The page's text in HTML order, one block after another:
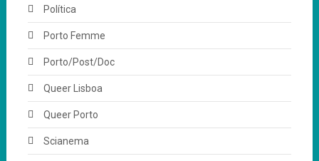
Política
Porto Femme
Porto/Post/Doc
Queer Lisboa
Queer Porto
Scianema